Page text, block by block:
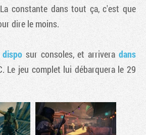
constante dans tout ça, c'est que
dire le moins.
dispo sur consoles, et arriveradans
Le jeu complet lui débarquera le 29
Tribune